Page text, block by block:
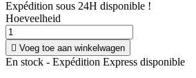
Expédition sous 24H disponible !
Hoeveelheid
 Voeg toe aan winkelwagen
En stock - Expédition Express disponible